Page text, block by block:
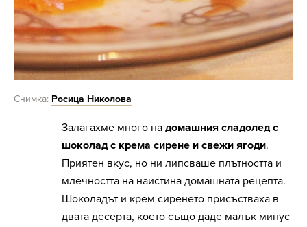
Снимка: Росица Николова
Залагахме много на домашния сладолед с
шоколад с крема сирене и свежи ягоди.
Приятен вкус, но ни липсваше плътността и
млечността на наистина домашната рецепта.
Шоколадът и крем сиренето присъстваха в
двата десерта, което също даде малък минус